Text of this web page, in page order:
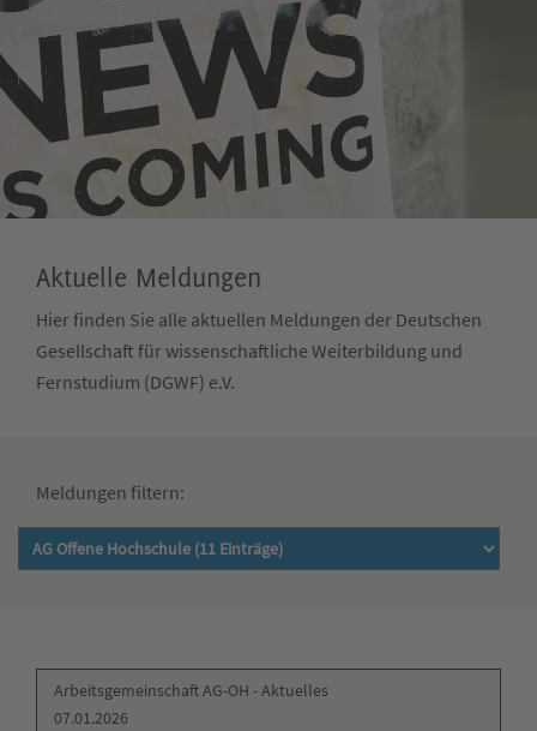
Aktuelle Meldungen
Hier finden Sie alle aktuellen Meldungen der Deutschen
Gesellschaft für wissenschaftliche Weiterbildung und
Fernstudium (DGWF) e.V.
Meldungen filtern:
Arbeitsgemeinschaft AG-OH - Aktuelles
07.01.2026